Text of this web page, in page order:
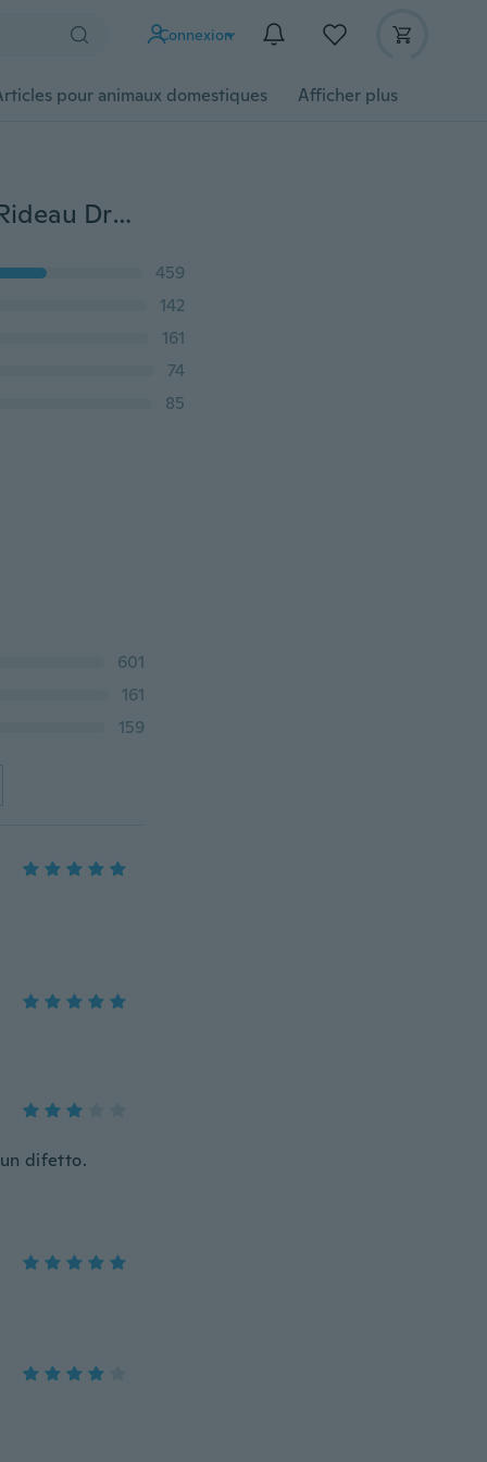
Connexion
pour animaux domestiques Afficher plus
Accueil Cantonnières Floral Tulle Voile Porte Fenêtre Rideau Drapé Panneau Sheer Scarf GL
459
142
161
74
85
601
161
159
difetto.